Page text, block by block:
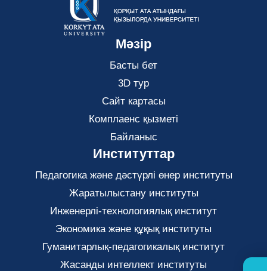
Мәзір
Басты бет
3D тур
Сайт картасы
Комплаенс қызметі
Байланыс
Институттар
Педагогика және дәстүрлі өнер институты
Жаратылыстану институты
Инженерлі-технологиялық институт
Экономика және құқық институты
Гуманитарлық-педагогикалық институт
Жасанды интеллект институты